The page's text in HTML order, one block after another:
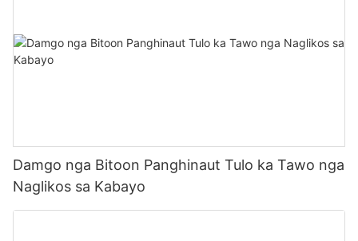
Damgo nga Bitoon Panghinaut Tulo ka Tawo nga
Naglikos sa Kabayo